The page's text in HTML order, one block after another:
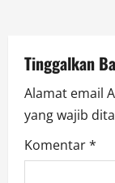
o
n
Tinggalkan
Alamat email
yang wajib
Komentar*